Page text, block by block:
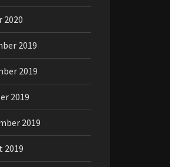
2020
2019
2019
2019
2019
2019